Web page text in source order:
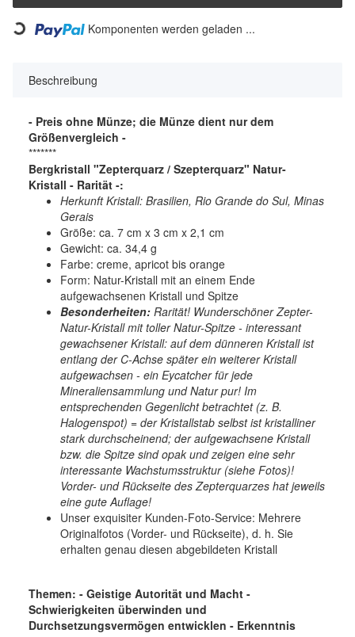
Loading... Komponenten werden geladen ...
Beschreibung
- Preis ohne Münze; die Münze dient nur dem
Größenvergleich -
*******
Bergkristall "Zepterquarz / Szepterquarz" Natur-
Kristall - Rarität -:
Herkunft Kristall: Brasilien, Rio Grande do Sul, Minas
Gerais
Größe: ca. 7 cm x 3 cm x 2,1 cm
Gewicht: ca. 34,4 g
Farbe: creme, apricot bis orange
Form: Natur-Kristall mit an einem Ende
aufgewachsenen Kristall und Spitze
Besonderheiten: Rarität! Wunderschöner Zepter-
Natur-Kristall mit toller Natur-Spitze - interessant
gewachsener Kristall: auf dem dünneren Kristall ist
entlang der C-Achse später ein weiterer Kristall
aufgewachsen - ein Eycatcher für jede
Mineraliensammlung und Natur pur! Im
entsprechenden Gegenlicht betrachtet (z. B.
Halogenspot) = der Kristallstab selbst ist kristalliner
stark durchscheinend; der aufgewachsene Kristall
bzw. die Spitze sind opak und zeigen eine sehr
interessante Wachstumsstruktur (siehe Fotos)!
Vorder- und Rückseite des Zepterquarzes hat jeweils
eine gute Auflage!
Unser exquisiter Kunden-Foto-Service: Mehrere
Originalfotos (Vorder- und Rückseite), d. h. Sie
erhalten genau diesen abgebildeten Kristall
Themen: - Geistige Autorität und Macht -
Schwierigkeiten überwinden und
Durchsetzungsvermögen entwicklen - Erkenntnis